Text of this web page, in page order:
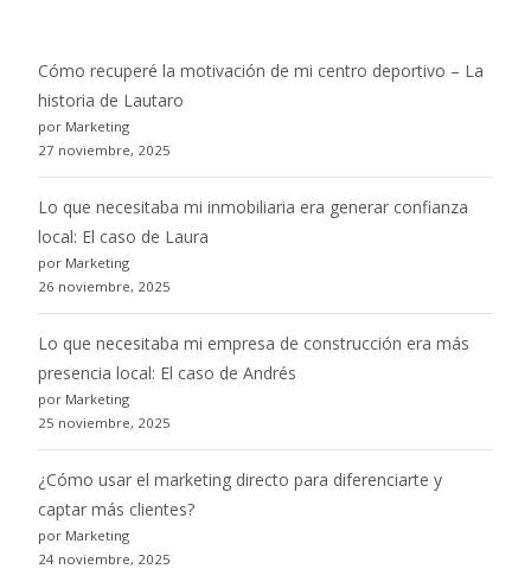
Cómo recuperé la motivación de mi centro deportivo – La
historia de Lautaro
por Marketing
27 noviembre, 2025
Lo que necesitaba mi inmobiliaria era generar confianza
local: El caso de Laura
por Marketing
26 noviembre, 2025
Lo que necesitaba mi empresa de construcción era más
presencia local: El caso de Andrés
por Marketing
25 noviembre, 2025
¿Cómo usar el marketing directo para diferenciarte y
captar más clientes?
por Marketing
24 noviembre, 2025